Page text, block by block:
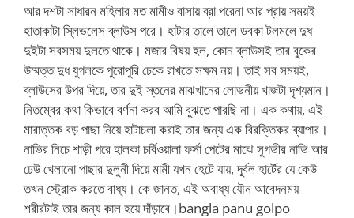
আর দশটা সাধারন মহিলার মত মামীও বাসায় ব্রা পরেনা আর প্রায় সময়ই
হাতাকাটা স্লিভলেস ব্লাউস পরে। হাটার তালে তালে ডবকা টলমলে দুধ
দুইটা সবসময় দুলতে থাকে। মজার বিষয় হল, কোন ব্লাউসই তার বুকের
উম্মত্ত দুধ যুগলকে পুরোপুরি ঢেকে রাখতে সক্ষম নয়। তাই সব সময়ই,
ব্লাউসের উপর দিয়ে, তার দুই স্তনের মাঝখানের লোভনীয় খাজটা দৃশ্যমান।
নিতম্বের কথা কিভাবে বর্ণনা করব আমি বুঝতে পারছি না। এক কথায়, এই
মারাত্তক বড় পাছা নিয়ে হাটাচলা করাই তার জন্য এক বিরক্তিকর ব্যাপার।
নাভির নিচে শাড়ী পরে হালকা চর্বিওয়ালা ফর্সা পেটের মাঝে সুগভীর নাভি আর
ঢেউ খেলানো পাছার দুলুনী দিয়ে মামী যখন হেটে যায়, দূর্বল হার্টের যে কেউ
তখন স্ট্রোক করতে বাধ্য। কে জানত, এই অবাধ্য যৌন আবেদনময়
শরীরটাই তার জন্য কাল হয়ে দাঁড়াবে।bangla panu golpo